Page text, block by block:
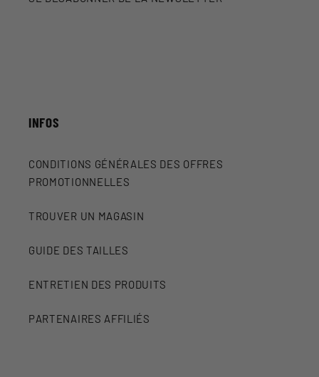
INFOS
CONDITIONS GÉNÉRALES DES OFFRES
PROMOTIONNELLES
TROUVER UN MAGASIN
GUIDE DES TAILLES
ENTRETIEN DES PRODUITS
PARTENAIRES AFFILIÉS